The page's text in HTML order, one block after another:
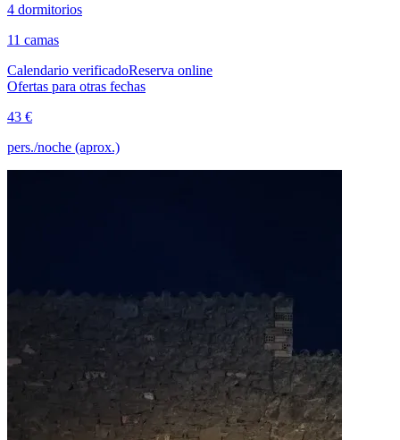
4 dormitorios
11 camas
Calendario verificadoReserva online
Ofertas para otras fechas
43 €
pers./noche (aprox.)